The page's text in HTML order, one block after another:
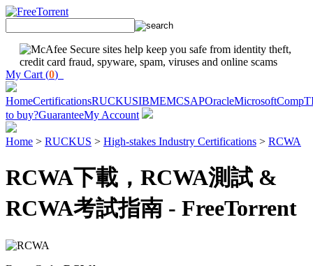
My Cart (0)
HomeCertificationsRUCKUSIBMEMCSAPOracleMicrosoft
to buy?GuaranteeMy Account
Home > RUCKUS > High-stakes Industry Certifications > RCWA
RCWA下載，RCWA測試 &
RCWA考試指南 - FreeTorrent